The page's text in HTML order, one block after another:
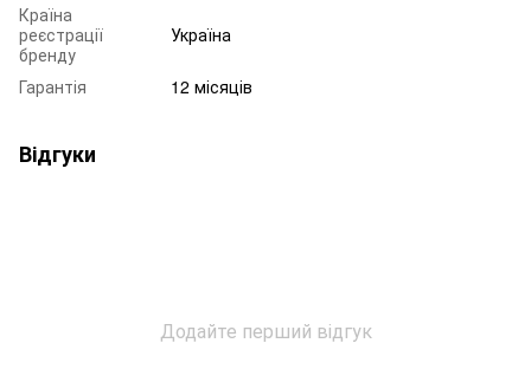
Країна
реєстрації
бренду
Україна
Гарантія 12 місяців
Відгуки
Додайте перший відгук